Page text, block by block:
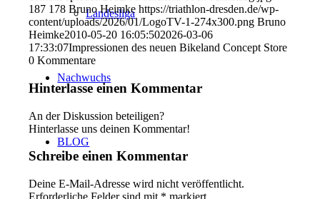
Landesliga
Nachwuchs
BLOG
187 178 Bruno Heimke https://triathlon-dresden.de/wp-
content/uploads/2026/01/LogoTV-1-274x300.png Bruno
Heimke2010-05-20 16:05:502026-03-06
17:33:07Impressionen des neuen Bikeland Concept Store
0 Kommentare
Hinterlasse einen Kommentar
An der Diskussion beteiligen?
Hinterlasse uns deinen Kommentar!
Schreibe einen Kommentar
Deine E-Mail-Adresse wird nicht veröffentlicht.
Erforderliche Felder sind mit * markiert